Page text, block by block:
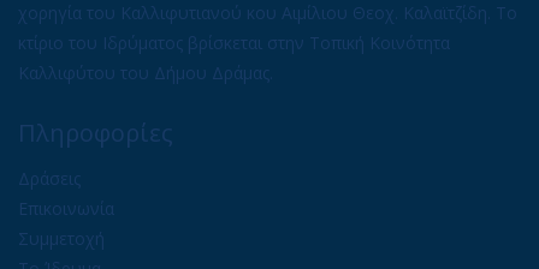
χορηγία του Καλλιφυτιανού κου Αιμίλιου Θεοχ. Καλαϊτζίδη. Το
κτίριο του Ιδρύματος βρίσκεται στην Τοπική Κοινότητα
Καλλιφύτου του Δήμου Δράμας.
Πληροφορίες
Δράσεις
Επικοινωνία
Συμμετοχή